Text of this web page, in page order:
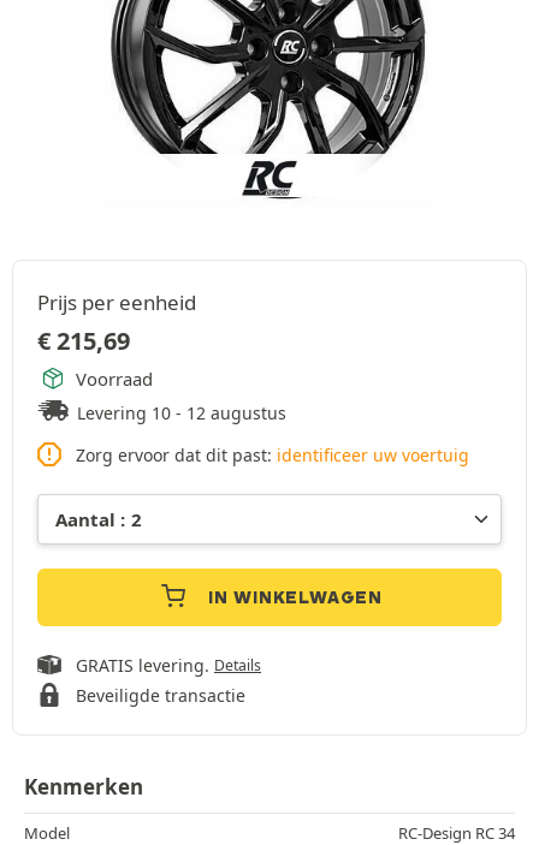
Prijs per eenheid
€215,69
Voorraad
Levering 10 - 12 augustus
Zorg ervoor dat dit past: identificeer uw voertuig
IN WINKELWAGEN
GRATIS levering. Details
Beveiligde transactie
Kenmerken
Model
RC-Design RC 34